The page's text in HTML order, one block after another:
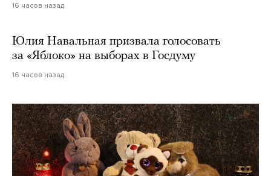
16 часов назад
Юлия Навальная призвала голосовать
за «Яблоко» на выборах в Госдуму
16 часов назад